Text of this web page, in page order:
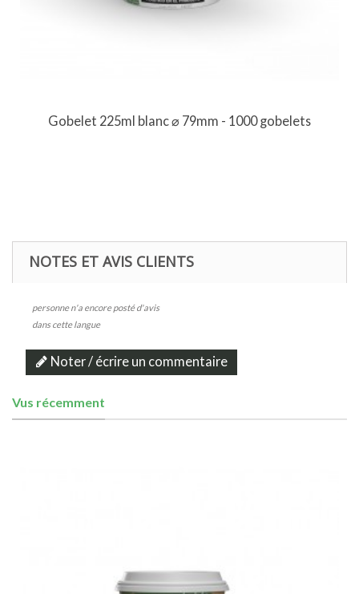
Gobelet 225ml blanc ⌀ 79mm - 1000 gobelets
NOTES ET AVIS CLIENTS
personne n'a encore posté d'avis
dans cette langue
Noter / écrire un commentaire
Vus récemment